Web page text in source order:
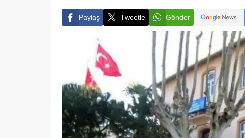
Paylaş Tweetle Gönder